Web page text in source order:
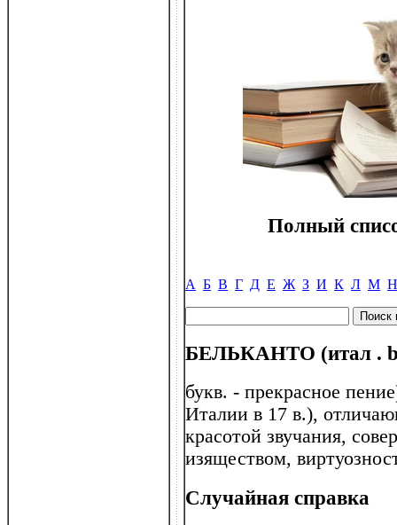
Полный
А Б В Г Д Е Ж З И К Л М Н
БЕЛЬКАНТО (итал .
букв. - прекрасное
Италии в 17 в.),
красотой звучания,
изяществом,
Случайная справка